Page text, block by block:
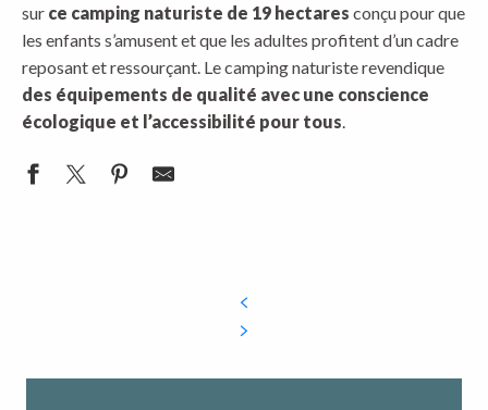
sur ce camping naturiste de 19 hectares conçu pour que
les enfants s’amusent et que les adultes profitent d’un cadre
reposant et ressourçant. Le camping naturiste revendique
des équipements de qualité avec une conscience
écologique et l’accessibilité pour tous.